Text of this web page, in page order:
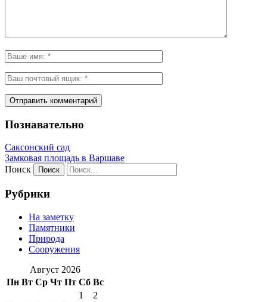
Познавательно
Саксонский сад
Замковая площадь в Варшаве
Поиск
Рубрики
На заметку
Памятники
Природа
Сооружения
Август 2026
Пн Вт Ср Чт Пт Сб Вс
1
2